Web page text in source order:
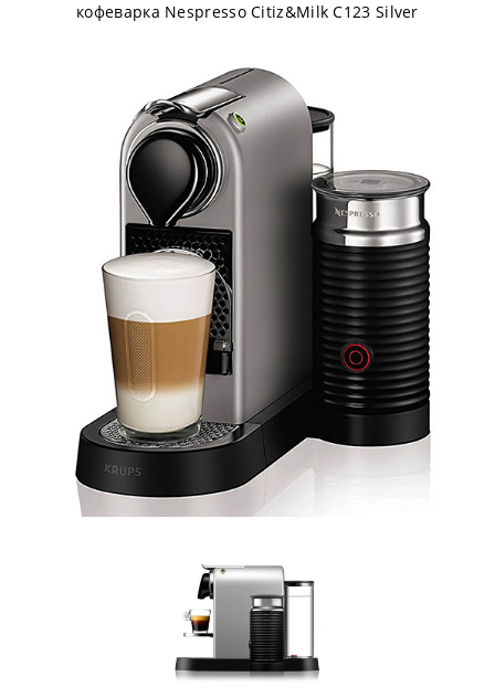
кофеварка Nespresso Citiz&Milk C123 Silver